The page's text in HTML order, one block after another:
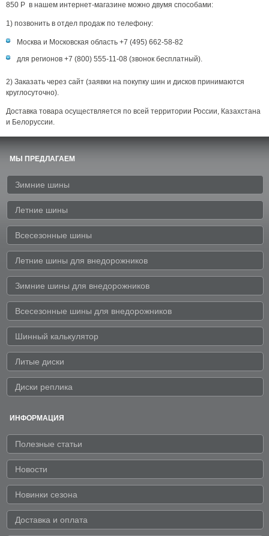
850 P в нашем интернет-магазине можно двумя способами:
1) позвонить в отдел продаж по телефону:
Москва и Московская область +7 (495) 662-58-82
для регионов +7 (800) 555-11-08 (звонок бесплатный).
2) Заказать через сайт (заявки на покупку шин и дисков принимаются
круглосуточно).
Доставка товара осуществляется по всей территории России, Казахстана
и Белоруссии.
МЫ ПРЕДЛАГАЕМ
Зимние шины
Летние шины
Всесезонные шины
Летние шины для внедорожников
Зимние шины для внедорожников
Всесезонные шины для внедорожников
Шинный калькулятор
Литые диски
Диски реплика
ИНФОРМАЦИЯ
Полезные статьи
Новости
Новинки сезона
Доставка и оплата